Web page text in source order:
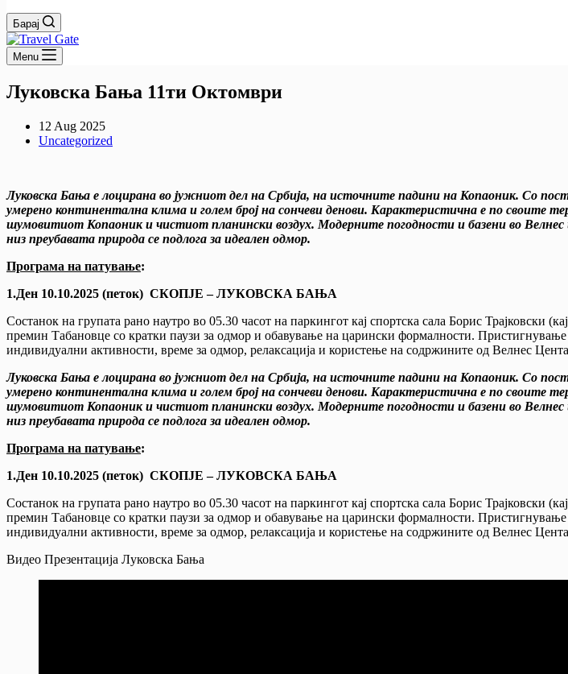
Барај
Menu
Луковска Бања 11ти Октомври
12 Aug 2025
Uncategorized
Луковска Бања е лоцирана во јужниот дел на Србија, на источните падини на Копаоник. Со
умерено континентална клима и голем број на сончеви денови. Карактеристична е по своите
шумовитиот Копаоник и чистиот планински воздух. Модерните погодности и базени во
низ преубавата природа се подлога за идеален одмор.
Програма на патување:
1.Ден 10.10.2025 (петок) СКОПЈЕ – ЛУКОВСКА БАЊА
Состанок на групата рано наутро во 05.30 часот на паркингот кај спортска сала Борис Трајковски
премин Табановце со кратки паузи за одмор и обавување на царински формалности.
индивидуални активности, време за одмор, релаксација и користење на содржините од Велнес
Луковска Бања е лоцирана во јужниот дел на Србија, на источните падини на Копаоник. Со
умерено континентална клима и голем број на сончеви денови. Карактеристична е по своите
шумовитиот Копаоник и чистиот планински воздух. Модерните погодности и базени во
низ преубавата природа се подлога за идеален одмор.
Програма на патување:
1.Ден 10.10.2025 (петок) СКОПЈЕ – ЛУКОВСКА БАЊА
Состанок на групата рано наутро во 05.30 часот на паркингот кај спортска сала Борис Трајковски
премин Табановце со кратки паузи за одмор и обавување на царински формалности.
индивидуални активности, време за одмор, релаксација и користење на содржините од Велнес
Видео Презентација Луковска Бања